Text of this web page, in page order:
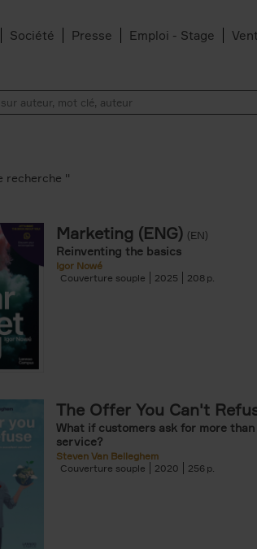
Société Presse Emploi - Stage
filter
recherche ''
Marketing (ENG) (EN)
Reinventing the basics
Igor Nowé
Couverture souple
2025 208
The Offer You Can't
What if customers ask for more than
service?
Steven Van Belleghem
Couverture souple
2020 256